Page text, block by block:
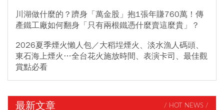
川湖做什麼的？躋身「萬金股」抱1張年賺760萬！傳
產鐵工廠如何翻身「只有兩根鐵憑什麼賣這麼貴」？
2026夏季煙火懶人包／大稻埕煙火、淡水漁人碼頭、
東石海上煙火…全台花火施放時間、表演卡司、最佳觀
賞點必看
最新文章 / HOT NEWS /